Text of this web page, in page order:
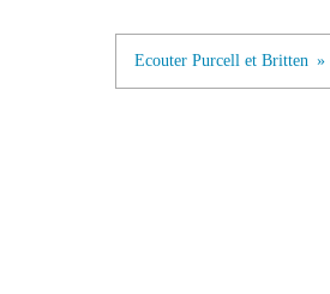
Ecouter Purcell et Britten